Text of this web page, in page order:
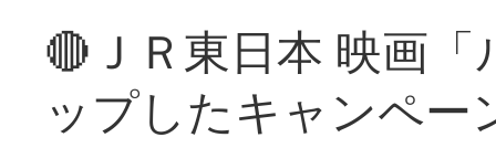
🔴ＪＲ東日本 映画
ップしたキャンペー